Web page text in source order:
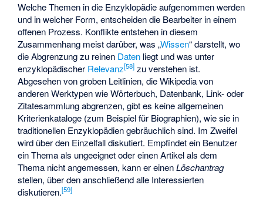
Welche Themen in die Enzyklopädie aufgenommen werden
und in welcher Form, entscheiden die Bearbeiter in einem
offenen Prozess. Konflikte entstehen in diesem
Zusammenhang meist darüber, was „Wissen“ darstellt, wo
die Abgrenzung zu reinen Daten liegt und was unter
enzyklopädischer Relevanz[58] zu verstehen ist.
Abgesehen von groben Leitlinien, die Wikipedia von
anderen Werktypen wie Wörterbuch, Datenbank, Link- oder
Zitatesammlung abgrenzen, gibt es keine allgemeinen
Kriterienkataloge (zum Beispiel für Biographien), wie sie in
traditionellen Enzyklopädien gebräuchlich sind. Im Zweifel
wird über den Einzelfall diskutiert. Empfindet ein Benutzer
ein Thema als ungeeignet oder einen Artikel als dem
Thema nicht angemessen, kann er einenLöschantrag
stellen, über den anschließend alle Interessierten
diskutieren.[59]